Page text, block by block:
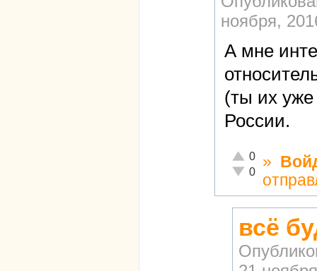
ноября,
А мне
(ты их уже
России.
Отлично!
0
Неадекватно!
0
»
всё